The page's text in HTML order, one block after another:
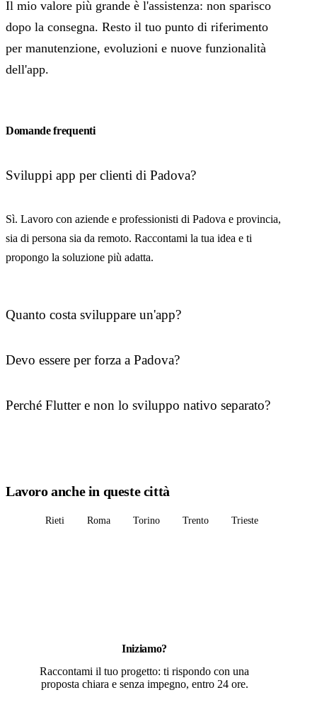
Il mio valore più grande è l'assistenza: non sparisco
dopo la consegna. Resto il tuo punto di riferimento
per manutenzione, evoluzioni e nuove funzionalità
dell'app.
Domande frequenti
Sviluppi app per clienti di Padova?
Sì. Lavoro con aziende e professionisti di Padova e provincia,
sia di persona sia da remoto. Raccontami la tua idea e ti
propongo la soluzione più adatta.
Quanto costa sviluppare un'app?
Devo essere per forza a Padova?
Perché Flutter e non lo sviluppo nativo separato?
Lavoro anche in queste città
Rieti Roma Torino Trento Trieste
Iniziamo?
Raccontami il tuo progetto: ti rispondo con una
proposta chiara e senza impegno, entro 24 ore.